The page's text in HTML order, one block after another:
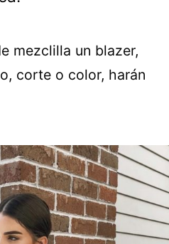
mezclilla un blazer,
corte o color, harán